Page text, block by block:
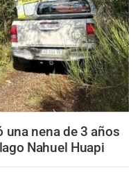
una nena de 3 años
Nahuel Huapi